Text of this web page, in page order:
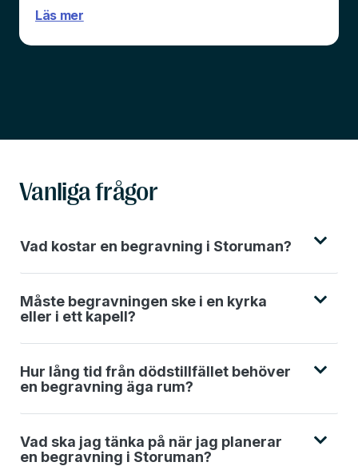
Läs mer
Vanliga frågor
Vad kostar en begravning i Storuman?
Måste begravningen ske i en kyrka
eller i ett kapell?
Hur lång tid från dödstillfället behöver
en begravning äga rum?
Vad ska jag tänka på när jag planerar
en begravning i Storuman?